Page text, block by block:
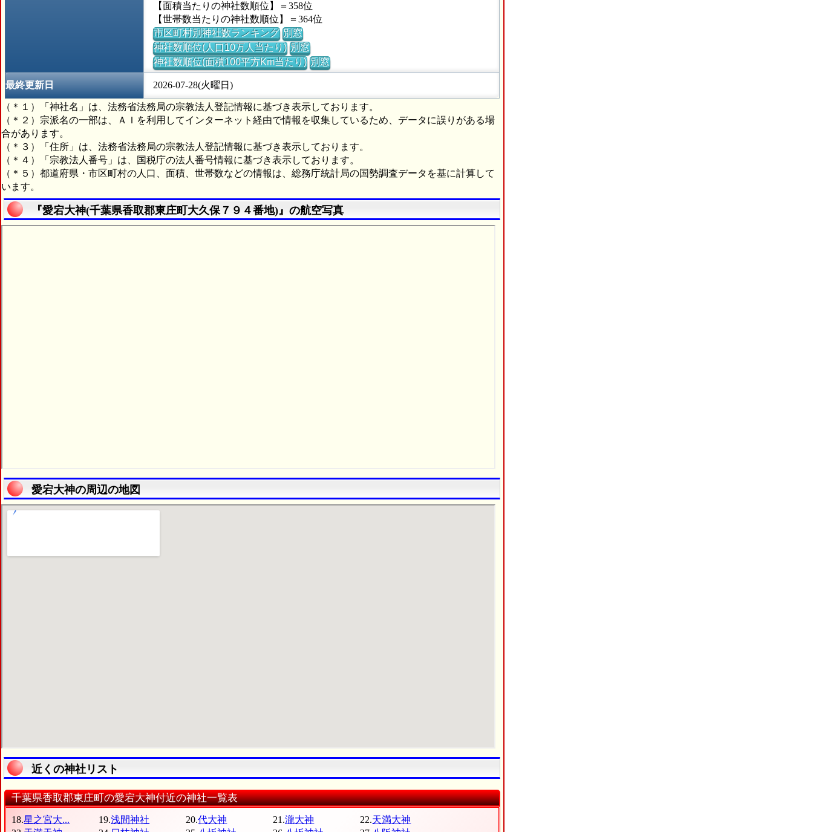
【面積当たりの神社数順位】＝358位
【世帯数当たりの神社数順位】＝364位
市区町村別神社数ランキング 別窓
神社数順位(人口10万人当たり) 別窓
神社数順位(面積100平方Km当たり) 別窓
最終更新日 2026-07-28(火曜日)
（＊１）「神社名」は、法務省法務局の宗教法人登記情報に基づき表示しております。
（＊２）宗派名の一部は、ＡＩを利用してインターネット経由で情報を収集しているため、データに誤りがある場
合があります。
（＊３）「住所」は、法務省法務局の宗教法人登記情報に基づき表示しております。
（＊４）「宗教法人番号」は、国税庁の法人番号情報に基づき表示しております。
（＊５）都道府県・市区町村の人口、面積、世帯数などの情報は、総務庁統計局の国勢調査データを基に計算して
います。
『愛宕大神(千葉県香取郡東庄町大久保７９４番地)』の航空写真
愛宕大神の周辺の地図
近くの神社リスト
千葉県香取郡東庄町の愛宕大神付近の神社一覧表
18.星之宮大... 19.浅間神社 20.代大神 21.瀧大神 22.天満大神